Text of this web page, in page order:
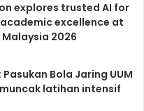
explores trusted AI for
excellence at
2026
Pasukan Bola Jaring UUM
latihan intensif